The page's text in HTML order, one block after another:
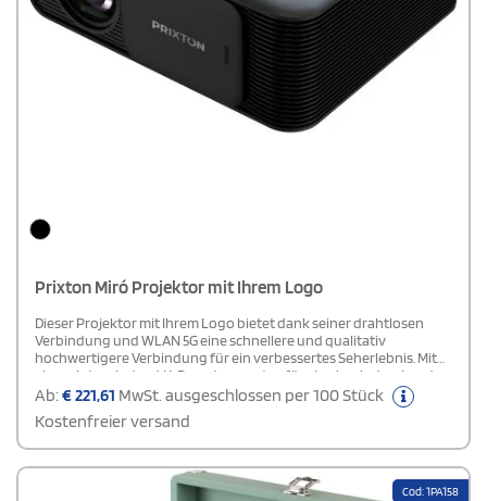
Prixton Miró Projektor mit Ihrem Logo
Dieser Projektor mit Ihrem Logo bietet dank seiner drahtlosen
Verbindung und WLAN 5G eine schnellere und qualitativ
hochwertigere Verbindung für ein verbessertes Seherlebnis. Mit
einem integrierten 4K-Decoder sorgt er für eine beeindruckende
Bildqualität mit viermal mehr Details als HD und einer
realistischeren Darstellung. Die 4-Punkt-Trapezkorrektur („Digital
Keystone“) ermöglicht es, die Größe des projizierten Bildes flexibel
und unabhängig von den Ecken anzupassen. Dieser Projektor
eignet sich perfekt für hochauflösende Inhalte und bietet eine
außergewöhnliche Bildschärfe sowie moderne Technologie für
Ab:€221,61 MwSt. ausgeschlossen per 100 Stück
Kostenfreier versand
Cod: 1PA158